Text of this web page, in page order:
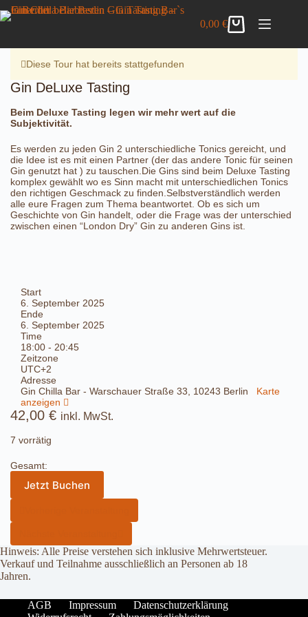
Zum
Inhalt
Gin DeLuxe Tasting
Details anzeigen
Warenkorb
0,00€
Diese Tour hat bereits stattgefunden
Gin DeLuxe Tasting
Beim Deluxe Tasting legen wir mehr wert auf die
Subjektivität.
Es werden zu jeden Gin 2 unterschiedliche Tonics gereicht, und
die Idee ist es mit einen Partner (der das andere Tonic für seinen
Gin genutzt hat ) zu tauschen.Die Gins sind beim Deluxe Tasting
komplex gewählt wo es Sinn macht mit unterschiedlichen Tonics
den richtigen Geschmack zu finden.Selbstverständlich werden
alle eure Fragen zum Thema beantwortet. Ob es sich um
Geschichte von Gin handelt, oder die Frage was der unterschied
zwischen einen “London Dry” Gin zu anderen Gins ist.
Start
6. September 2025
Ende
6. September 2025
Time
18:00 - 20:45
Zeitzone
UTC+2
Adresse
Gin Chilla Bar - Warschauer Straße 33, 10243 Berlin Karte
anzeigen
42,00 € inkl. MwSt.
7 vorrätig
Gesamt:
Jetzt Buchen
Hinweis: Alle Preise verstehen sich inklusive Mehrwertsteuer.
Verkauf und Teilnahme ausschließlich an Personen ab 18
Jahren.
AGB Impressum
Datenschutzerklärung